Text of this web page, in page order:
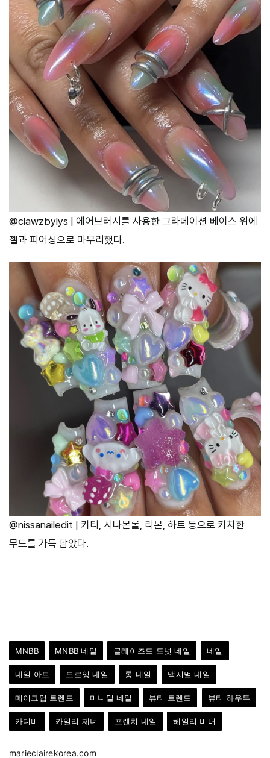
@clawzbylys | 에어브러시를 사용한 그라데이션 베이스 위에
젤과 피어싱으로 마무리했다.
@nissanailedit | 키티, 시나몬롤, 리본, 하트 등으로 키치한
무드를 가득 담았다.
MNBB MNBB 네일 글레이즈드 도넛 네일 네일
네일 아트 드로잉 네일 롱 네일 맥시멀 네일
메이크업 트렌드 미니멀 네일 뷰티 트렌드 뷰티 하우투
카디비 카일리 제너 프렌치 네일 헤일리 비버
marieclairekorea.com